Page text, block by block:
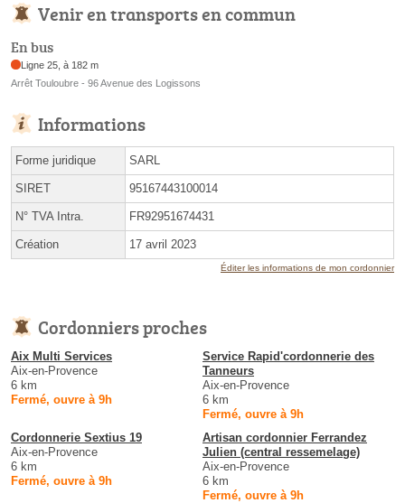
Venir en transports en commun
En bus
Ligne 25, à 182 m
Arrêt Touloubre - 96 Avenue des Logissons
Informations
Forme juridique SARL
SIRET 95167443100014
N° TVA Intra. FR92951674431
Création 17 avril 2023
Éditer les informations de mon cordonnier
Cordonniers proches
Aix Multi Services
Aix-en-Provence
6 km
Fermé, ouvre à 9h
Service Rapid'cordonnerie des
Tanneurs
Aix-en-Provence
6 km
Fermé, ouvre à 9h
Cordonnerie Sextius 19
Aix-en-Provence
6 km
Fermé, ouvre à 9h
Artisan cordonnier Ferrandez
Julien (central ressemelage)
Aix-en-Provence
6 km
Fermé, ouvre à 9h